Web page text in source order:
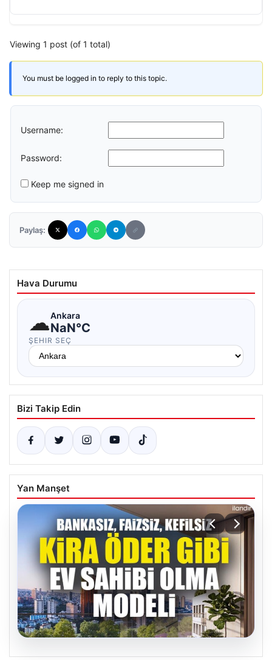
Viewing 1 post (of 1 total)
You must be logged in to reply to this topic.
Username:
Password:
Keep me signed in
Paylaş:
Hava Durumu
☁Ankara
NaN°C
ŞEHIR SEÇ
Bizi Takip Edin
Yan Manşet
07.08.2026